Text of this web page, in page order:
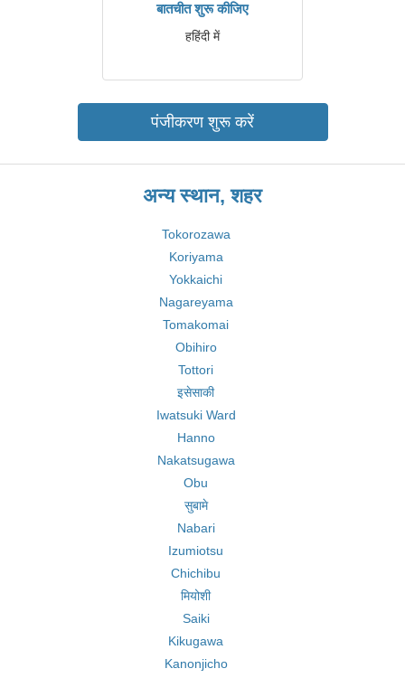
बातचीत शुरू कीजिए
हहिंदी में
पंजीकरण शुरू करें
अन्य स्थान, शहर
Tokorozawa
Koriyama
Yokkaichi
Nagareyama
Tomakomai
Obihiro
Tottori
इसेसाकी
Iwatsuki Ward
Hanno
Nakatsugawa
Obu
सुबामे
Nabari
Izumiotsu
Chichibu
मियोशी
Saiki
Kikugawa
Kanonjicho